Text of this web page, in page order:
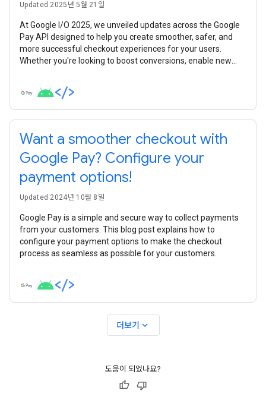
Updated 2025년 5월 21일
At Google I/O 2025, we unveiled updates across the Google
Pay API designed to help you create smoother, safer, and
more successful checkout experiences for your users.
Whether you're looking to boost conversions, enable new
integration, there's something new for you. Let's dive into the
key announcements developers need to know.
Want a smoother checkout with
Google Pay? Configure your
payment options!
Updated 2024년 10월 8일
Google Pay is a simple and secure way to collect payments
from your customers. This blog post explains how to
configure your payment options to make the checkout
process as seamless as possible for your customers.
더보기 expand_more
도움이 되었나요?